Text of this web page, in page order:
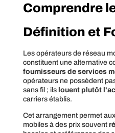
Comprendre
Définition et
Les opérateurs de réseau
constituent une alternative
fournisseurs de services
opérateurs ne possèdent
sans fil ; ils louent plutôt
carriers établis.
Cet arrangement permet
mobiles à des prix souvent